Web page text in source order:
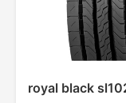
royal black